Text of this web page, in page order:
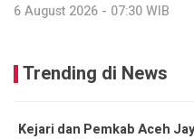
6 August 2026 - 07:30 WIB
Trending di News
Kejari dan Pemkab Aceh